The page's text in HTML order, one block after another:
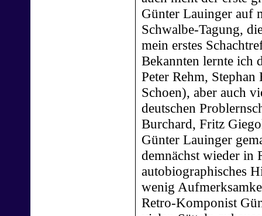
Günter Lauinger auf
Schwalbe-Tagung,
mein erstes
Bekannten lernte ich
Peter Rehm,
Schoen), aber auch
deutschen
Burchard, Fritz
Günter Lauinger
demnächst wieder in
autobiographisches
wenig
Retro-Komponist